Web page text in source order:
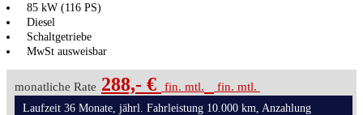
85 kW (116 PS)
Diesel
Schaltgetriebe
MwSt ausweisbar
monatliche Rate 288,- € fin. mtl. fin. mtl.
Laufzeit 36 Monate, jährl. Fahrleistung 10.000 km, Anzahlung